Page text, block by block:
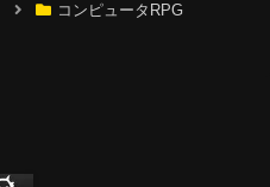
コンピュータRPG